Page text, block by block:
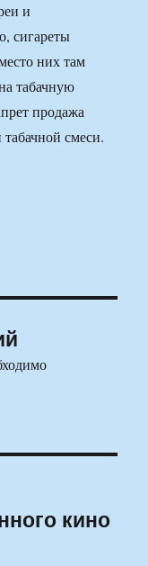
и
сигареты
них там
табачную
продажа
смеси.
кино